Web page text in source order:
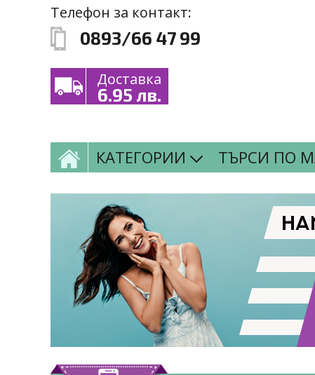
Премини към основното съдържание
Skip to navigationТелефон за контакт:
0893/66 47 99
Доставка
6.95 лв.
КАТЕГОРИИ ТЪРСИ ПО